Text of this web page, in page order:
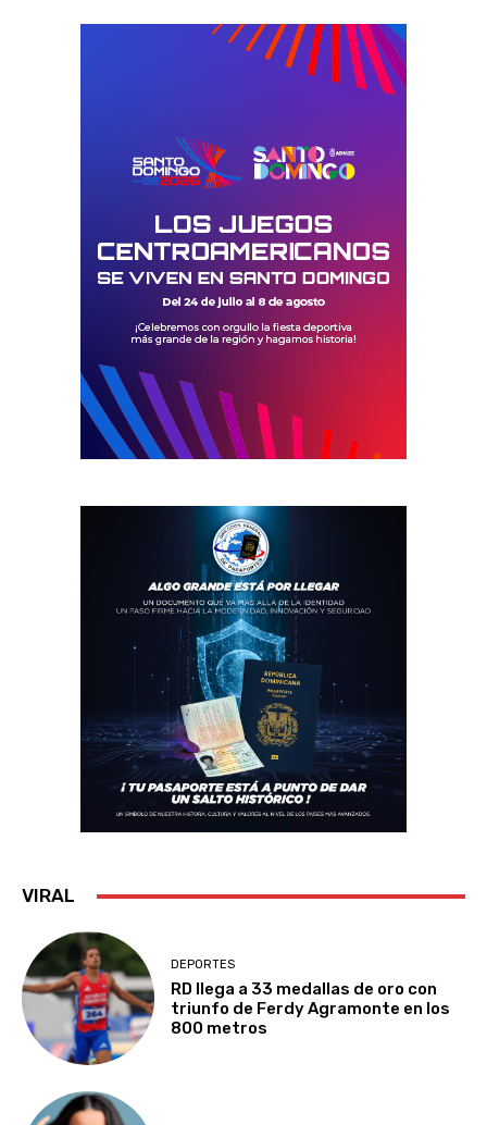
VIRAL
DEPORTES
RD llega a 33 medallas de oro con
triunfo de Ferdy Agramonte en los
800 metros